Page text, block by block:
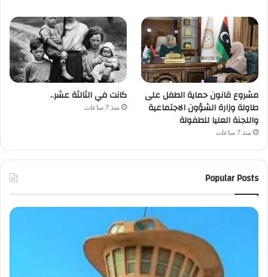
مشروع قانون حماية الطفل على
طاولة وزارة الشؤون الاجتماعية
واللجنة العليا للطفولة
منذ 7 ساعات
كانت في الثالثة عشر..
منذ 7 ساعات
Popular Posts